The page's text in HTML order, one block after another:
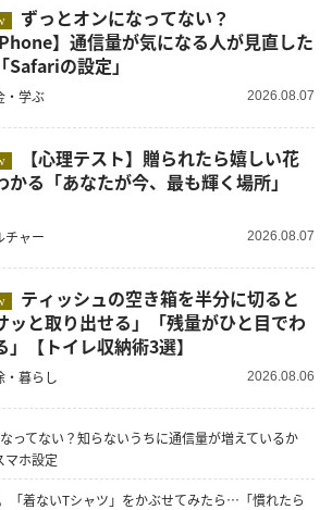
】通信量が気になる人が見直した
Safariの設定」
・学ぶ 2026.08.07
かる「あなたが今、最も輝く場所」
チャー 2026.08.07
ッと取り出せる」「残量がひと目でわ
」【トイレ収納術3選】
・暮らし 2026.08.06
ってない？知らないうちに通信量が増えているか
ホ設定
「着ないTシャツ」をかぶせてみたら…「慣れたら